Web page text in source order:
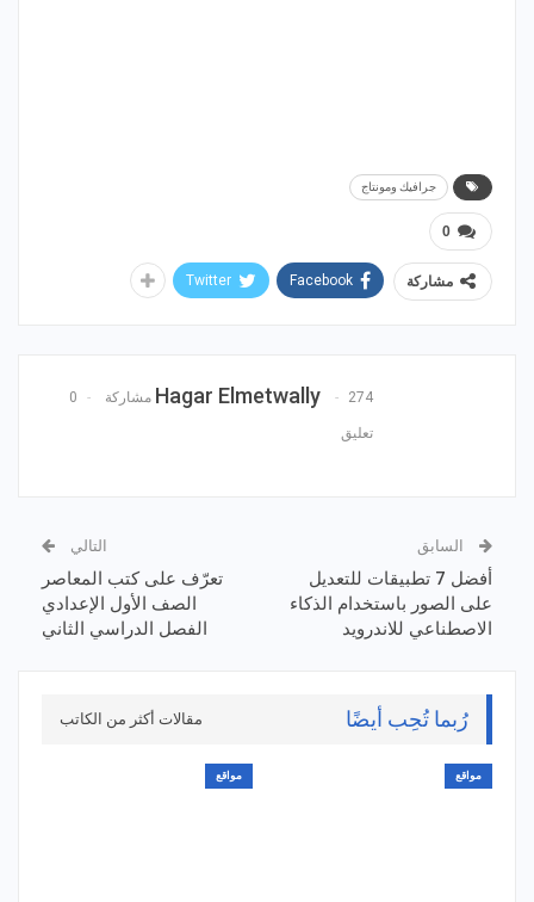
جرافيك ومونتاج
0
مشاركة Facebook
Twitter
Hagar Elmetwally 274 مشاركة 0
تعليق
السابق
أفضل 7 تطبيقات للتعديل
على الصور باستخدام الذكاء
الاصطناعي للاندرويد
التالي
تعرّف على كتب المعاصر
الصف الأول الإعدادي
الفصل الدراسي الثاني
رُبما تُحِب أيضًا مقالات أكثر من الكاتب
مواقع مواقع